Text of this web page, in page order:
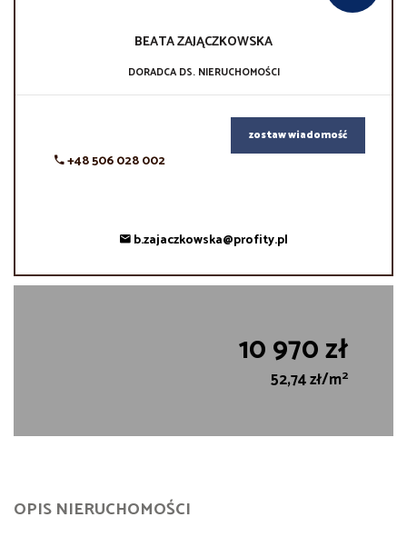
BEATAZAJĄCZKOWSKA
DORADCA DS. NIERUCHOMOŚCI
+48 506 028 002
zostaw wiadomość
b.zajaczkowska@profity.pl
10 970 zł
52,74 zł/m2
OPIS NIERUCHOMOŚCI